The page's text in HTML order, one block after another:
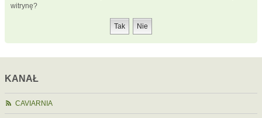
witrynę?
KANAŁ
CAVIARNIA